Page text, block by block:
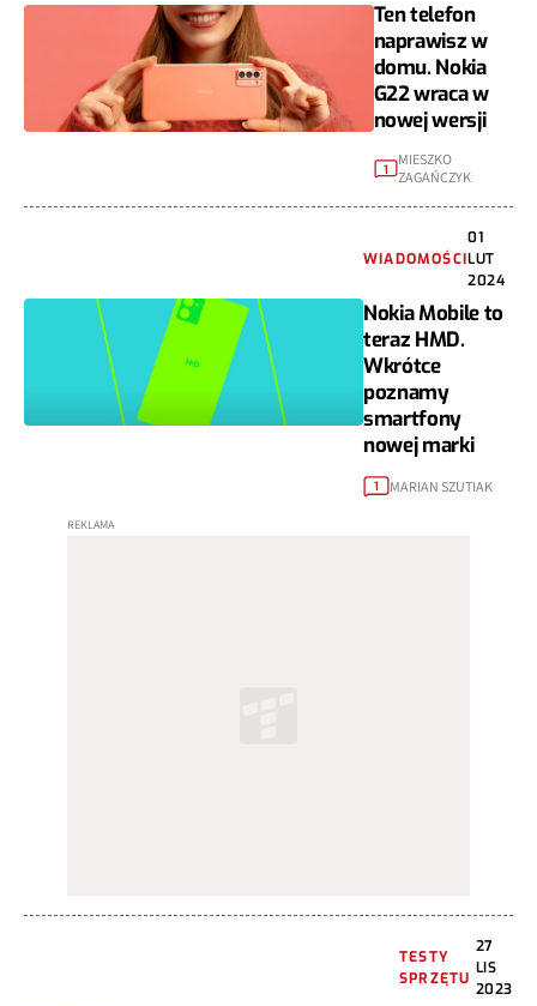
Ten telefon
naprawisz w
domu. Nokia
G22 wraca w
nowej wersji
1
MIESZKO
ZAGAŃCZYK
WIADOMOŚCI
01
LUT
2024
Nokia Mobile to
teraz HMD.
Wkrótce
poznamy
smartfony
nowej marki
1 MARIAN SZUTIAK
TESTY
SPRZĘTU
27
LIS
2023